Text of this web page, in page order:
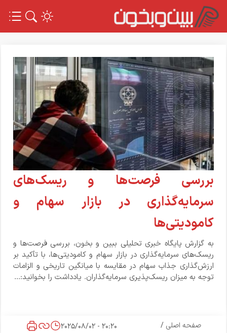
صفحه اصلی /
20:20 - 2025/08/02
بررسی فرصت‌ها و ریسک‌های
سرمایه‌گذاری در بازار سهام و
کامودیتی‌ها
به گزارش پایگاه خبری تحلیلی ببین و بخون، بررسی فرصت‌ها و
ریسک‌های سرمایه‌گذاری در بازار سهام و کامودیتی‌ها، با تأکید بر
ارزش‌گذاری جذاب سهام در مقایسه با میانگین تاریخی و الزامات
توجه به میزان ریسک‌پذیری سرمایه‌گذاران. یادداشت را بخوانید:...